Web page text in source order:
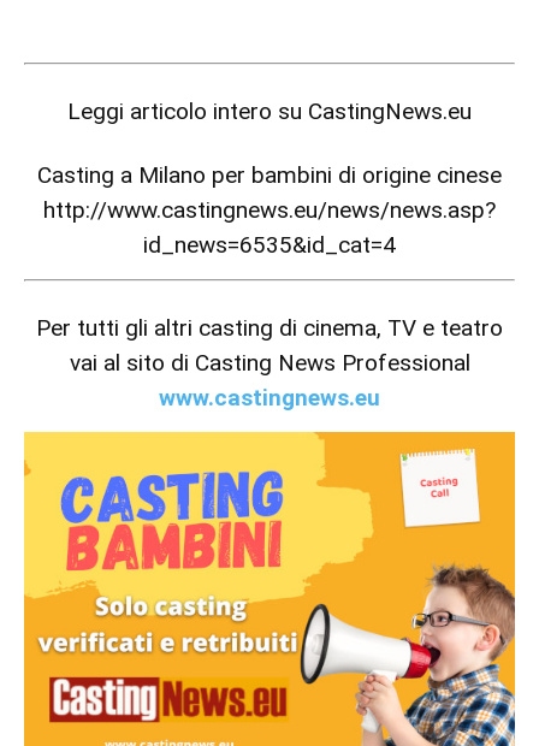
Leggi articolo intero su CastingNews.eu
Casting a Milano per bambini di origine cinese
http://www.castingnews.eu/news/news.asp?
id_news=6535&id_cat=4
Per tutti gli altri casting di cinema, TV e teatro
vai al sito di Casting News Professional
www.castingnews.eu